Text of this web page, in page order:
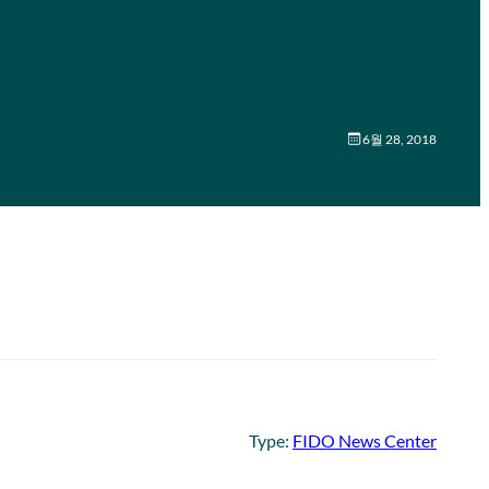
6월 28, 2018
Type: FIDO News Center